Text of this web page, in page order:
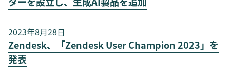
2023年8月28日
Zendesk、「Zendesk User Champion 2023」を
発表